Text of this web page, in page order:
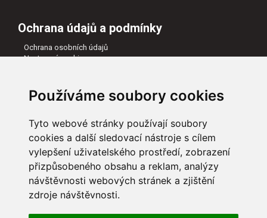
Používáme soubory cookies
Tyto webové stránky používají soubory
cookies a další sledovací nástroje s cílem
vylepšení uživatelského prostředí, zobrazení
přizpůsobeného obsahu a reklam, analýzy
návštěvnosti webových stránek a zjištění
zdroje návštěvnosti.
Ochrana údajů a podmínky
Ochrana osobních údajů
Nastavení cookies
Naši partneři